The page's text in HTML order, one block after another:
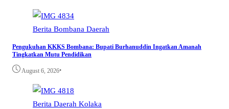
Berita Bombana Daerah
Pengukuhan KKKS Bombana: Bupati Burhanuddin Ingatkan Amanah
Tingkatkan Mutu Pendidikan
August 6, 2026•
Berita Daerah Kolaka